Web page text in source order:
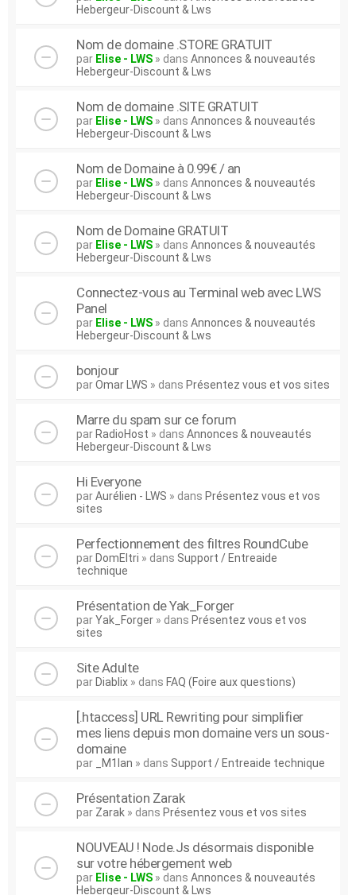
Hebergeur-Discount & Lws
Nom de domaine .STORE GRATUIT
par Elise - LWS » dans Annonces & nouveautés
Hebergeur-Discount & Lws
Nom de domaine .SITE GRATUIT
par Elise - LWS » dans Annonces & nouveautés
Hebergeur-Discount & Lws
Nom de Domaine à 0.99€ / an
par Elise - LWS » dans Annonces & nouveautés
Hebergeur-Discount & Lws
Nom de Domaine GRATUIT
par Elise - LWS » dans Annonces & nouveautés
Hebergeur-Discount & Lws
Connectez-vous au Terminal web avec LWS
Panel
par Elise - LWS » dans Annonces & nouveautés
Hebergeur-Discount & Lws
bonjour
parOmar LWS » dans Présentez vous et vos sites
Marre du spam sur ce forum
par RadioHost » dans Annonces & nouveautés
Hebergeur-Discount & Lws
Hi Everyone
parAurélien - LWS » dans Présentez vous et vos
sites
Perfectionnement des filtres RoundCube
par DomEltri » dans Support / Entreaide
technique
Présentation de Yak_Forger
parYak_Forger » dans Présentez vous et vos
sites
Site Adulte
par Diablix » dans FAQ (Foire aux questions)
[.htaccess] URL Rewriting pour simplifier
mes liens depuis mon domaine vers un sous-
domaine
par _M1lan » dans Support / Entreaide technique
Présentation Zarak
par Zarak » dans Présentez vous et vos sites
NOUVEAU ! Node.Js désormais disponible
sur votre hébergement web
par Elise - LWS » dans Annonces & nouveautés
Hebergeur-Discount & Lws